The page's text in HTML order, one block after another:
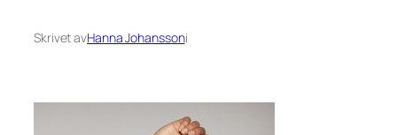
Skrivet avHanna Johanssoni